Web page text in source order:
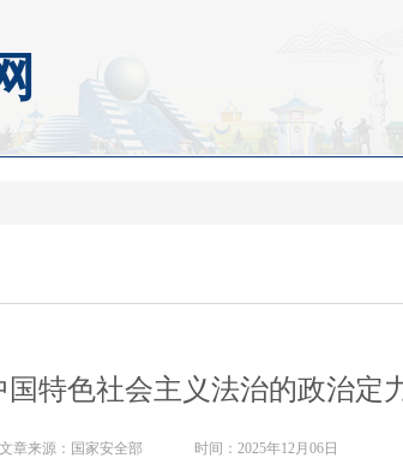
国特色社会主义法治的政治定
文章来源： 国家安全部 时间： 2025年12月06日